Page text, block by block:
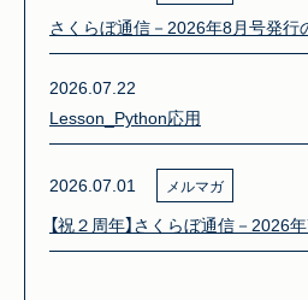
さくらぼ通信－2026年8月号発行
2026.07.22
Lesson_Python応用
2026.07.01 メルマガ
【祝２周年】さくらぼ通信－2026